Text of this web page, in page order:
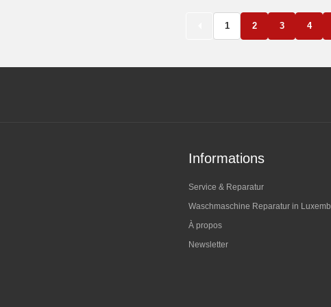
1 2 3 4
Informations
Service & Reparatur
Waschmaschine Reparatur in
À propos
Newsletter